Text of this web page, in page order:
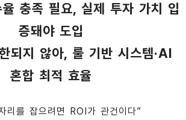
율 충족 필요, 실제 투자 가치 입
증돼야 도입
되지 않아, 룰 기반 시스템·AI
혼합 최적 효율
리를 잡으려면 ROI가 관건이다”